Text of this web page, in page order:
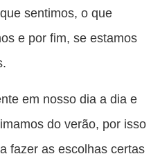
sentimos, o que
e por fim, se estamos
em nosso dia a dia e
do verão, por isso
fazer as escolhas certas